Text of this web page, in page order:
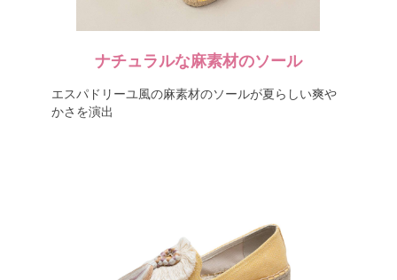
ナチュラルな麻素材のソール
エスパドリーユ風の麻素材のソールが夏らしい爽や
かさを演出